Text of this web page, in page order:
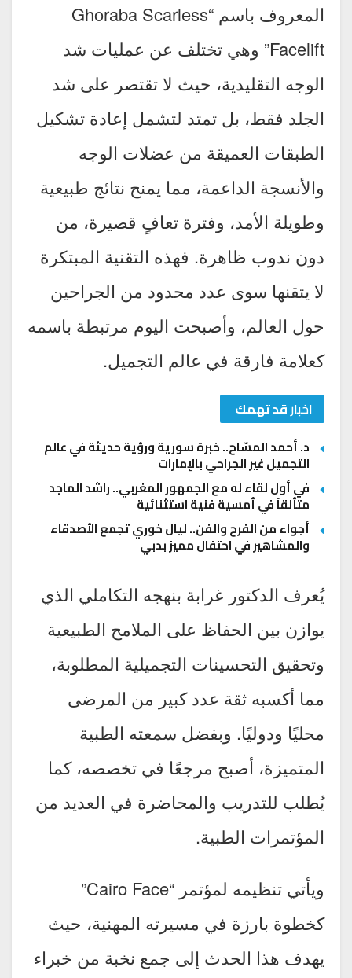
المعروف باسم “Ghoraba Scarless
Facelift” وهي تختلف عن عمليات شد
الوجه التقليدية، حيث لا تقتصر على شد
الجلد فقط، بل تمتد لتشمل إعادة تشكيل
الطبقات العميقة من عضلات الوجه
والأنسجة الداعمة، مما يمنح نتائج طبيعية
وطويلة الأمد، وفترة تعافٍ قصيرة، من
دون ندوب ظاهرة. فهذه التقنية المبتكرة
لا يتقنها سوى عدد محدود من الجراحين
حول العالم، وأصبحت اليوم مرتبطة باسمه
كعلامة فارقة في عالم التجميل.
اخبارقد تهمك
د. أحمد المسّاح.. خبرة سورية ورؤية حديثة في عالم
التجميل غير الجراحي بالإمارات
في أول لقاء له مع الجمهور المغربي.. راشد الماجد
متألقاً في أمسية فنية استثنائية
أجواء من الفرح والفن.. ليال خوري تجمع الأصدقاء
والمشاهير في احتفال مميز بدبي
يُعرف الدكتور غرابة بنهجه التكاملي الذي
يوازن بين الحفاظ على الملامح الطبيعية
وتحقيق التحسينات التجميلية المطلوبة،
مما أكسبه ثقة عدد كبير من المرضى
محليًا ودوليًا. وبفضل سمعته الطبية
المتميزة، أصبح مرجعًا في تخصصه، كما
يُطلب للتدريب والمحاضرة في العديد من
المؤتمرات الطبية.
ويأتي تنظيمه لمؤتمر “Cairo Face”
كخطوة بارزة في مسيرته المهنية، حيث
يهدف هذا الحدث إلى جمع نخبة من خبراء